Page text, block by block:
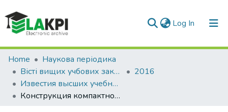
Log In (current)
Communities & Collections
All of DSpace
Statistics
Home
Наукова періодика
Вісті вищих учбових закладів. Радіоелектроніка
2016
Известия высших учебных заведений. Радиоэлектроника: международный ежемесячный научно-технический журнал, Т. 59, № 6 (648)
Конструкция компактного полосового фильтра для применения в диапазонах WiMAX и UWB с использованием асимметричных резонаторов со ступенчатым изменением импеданса и дефектной структурой заземления